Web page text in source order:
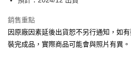
流程，驗證手機門號後，選擇欲分期的期數、
成交易。
3.實際核准額度、可分期數及費用金額請依後
4.訂單成立30分鐘內，如未前往確認交易或遇
ATM付款
運送方式
預購-宅配(舊)
銷售重點
因原廠因素延後出貨恕不另行通知，如
裝完成品，實際商品可能會與照片有異。